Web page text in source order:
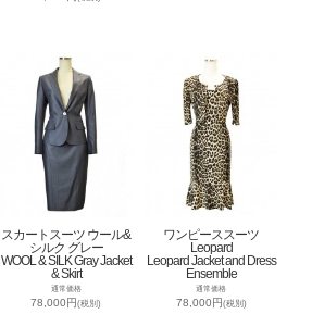
スカートスーツ ウール&
シルク グレー
WOOL & SILK Gray Jacket
& Skirt
通常価格
78,000円(税別)
ワンピーススーツ
Leopard
Leopard Jacket and Dress
Ensemble
通常価格
78,000円(税別)